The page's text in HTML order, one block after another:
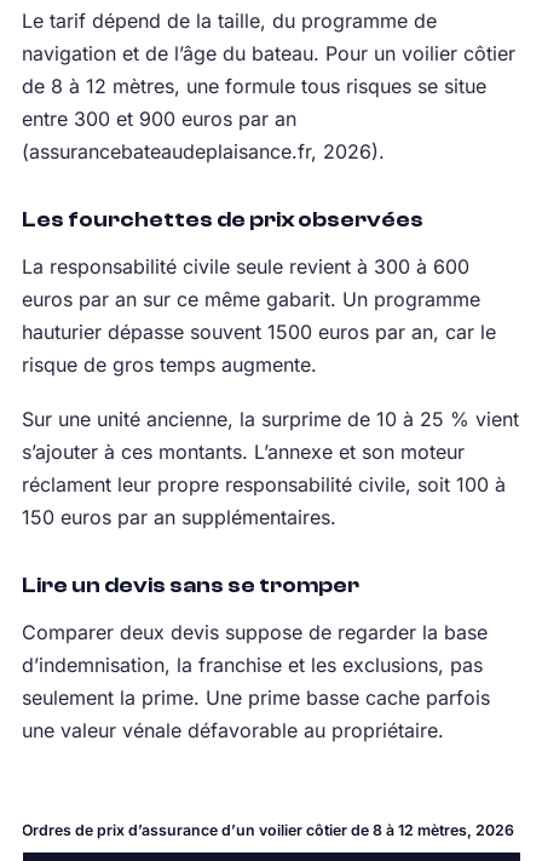
Le tarif dépend de la taille, du programme de
navigation et de l’âge du bateau. Pour un voilier côtier
de 8 à 12 mètres, une formule tous risques se situe
entre 300 et 900 euros par an
(assurancebateaudeplaisance.fr, 2026).
Les fourchettes de prix observées
La responsabilité civile seule revient à 300 à 600
euros par an sur ce même gabarit. Un programme
hauturier dépasse souvent 1500 euros par an, car le
risque de gros temps augmente.
Sur une unité ancienne, la surprime de 10 à 25 % vient
s’ajouter à ces montants. L’annexe et son moteur
réclament leur propre responsabilité civile, soit 100 à
150 euros par an supplémentaires.
Lire un devis sans se tromper
Comparer deux devis suppose de regarder la base
d’indemnisation, la franchise et les exclusions, pas
seulement la prime. Une prime basse cache parfois
une valeur vénale défavorable au propriétaire.
Ordres de prix d’assurance d’un voilier côtier de 8 à 12 mètres, 2026